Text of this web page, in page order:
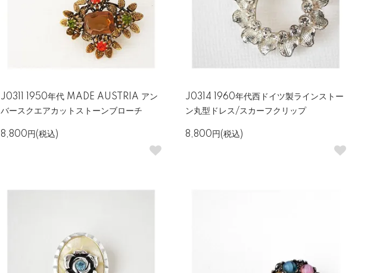
J0311 1950年代 MADE AUSTRIA アン
バースクエアカットストーンブローチ
8,800円(税込)
J0314 1960年代西ドイツ製ラインストー
ン丸型ドレス/スカーフクリップ
8,800円(税込)